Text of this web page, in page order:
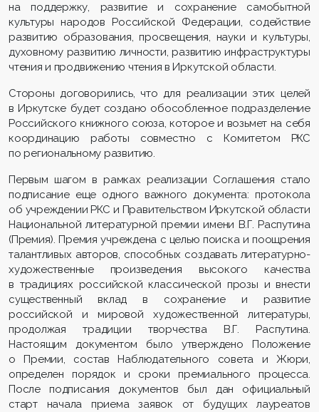
на поддержку, развитие и сохранение самобытной
культуры народов Российской Федерации, содействие
развитию образования, просвещения, науки и культуры,
духовному развитию личности, развитию инфраструктуры
чтения и продвижению чтения в Иркутской области.
Стороны договорились, что для реализации этих целей
в Иркутске будет создано обособленное подразделение
Российского книжного союза, которое и возьмет на себя
координацию работы совместно с Комитетом РКС
по региональному развитию.
Первым шагом в рамках реализации Соглашения стало
подписание еще одного важного документа: протокола
об учреждении РКС и Правительством Иркутской области
Национальной литературной премии имени В.Г. Распутина
(Премия). Премия учреждена с целью поиска и поощрения
талантливых авторов, способных создавать литературно-
художественные произведения высокого качества
в традициях российской классической прозы и внести
существенный вклад в сохранение и развитие
российской и мировой художественной литературы,
продолжая традиции творчества В.Г. Распутина.
Настоящим документом было утверждено Положение
о Премии, состав Наблюдательного совета и Жюри,
определен порядок и сроки премиального процесса.
После подписания документов был дан официальный
старт начала приема заявок от будущих лауреатов